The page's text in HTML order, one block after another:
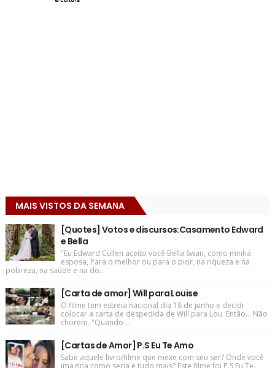
MAIS VISTOS DA SEMANA
[Quotes] Votos e discursos:Casamento Edward
e Bella
"Eu Edward Cullen aceito você Bella Swan, como minha
esposa, Para o melhor ou para o pior, na riqueza e na
pobreza, na saúde e na do...
[Carta de amor] Will para Louise
O filme tem estreia nacional dia 18 de junho e decidi
colocar a carta de despedida de Will para Lou. Então... Não
chorem. "Quando ...
[Cartas de Amor] P.S Eu Te Amo
Sabe aquele livro/filme que mexe com seu ser? Onde você
imagina como seria e tudo mais? Este filme foi P.S Eu Te